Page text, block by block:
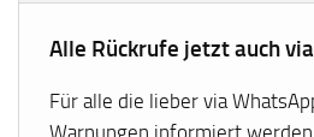
Alle Rückrufe jetzt auch
Für alle die lieber via
Warnungen informiert